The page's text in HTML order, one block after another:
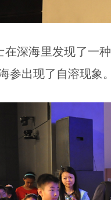
在深海里发现了一
参出现了自溶现象。